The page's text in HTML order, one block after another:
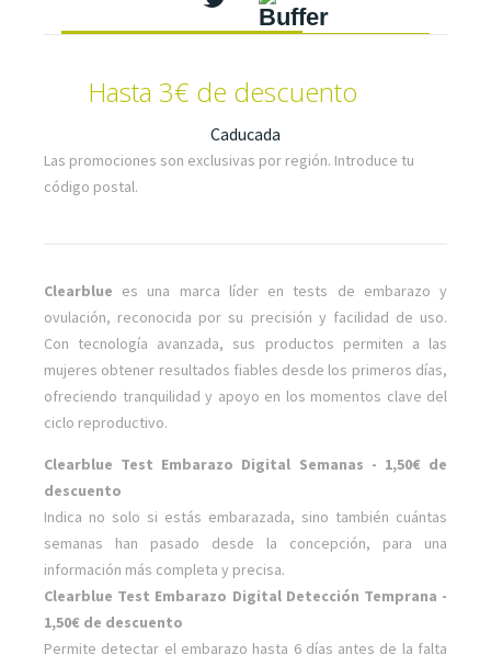
Hasta 3€ de descuento
Caducada
Las promociones son exclusivas por región. Introduce tu
código postal.
Clearblue es una marca líder en tests de embarazo y
ovulación, reconocida por su precisión y facilidad de uso.
Con tecnología avanzada, sus productos permiten a las
mujeres obtener resultados fiables desde los primeros días,
ofreciendo tranquilidad y apoyo en los momentos clave del
ciclo reproductivo.
Clearblue Test Embarazo Digital Semanas - 1,50€ de
descuento
Indica no solo si estás embarazada, sino también cuántas
semanas han pasado desde la concepción, para una
información más completa y precisa.
Clearblue Test Embarazo Digital Detección Temprana -
1,50€ de descuento
Permite detectar el embarazo hasta 6 días antes de la falta